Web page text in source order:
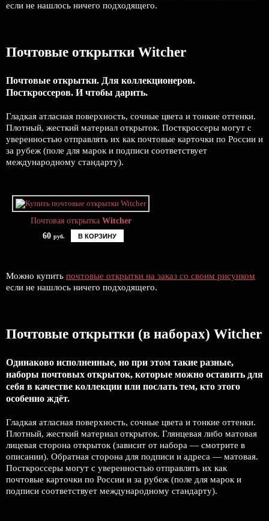
если не нашлось ничего подходящего.
Почтовые открытки Witcher
Почтовые открытки. Для коллекционеров.
Посткроссеров. И чтобы дарить.
Гладкая атласная поверхность, сочные цвета и тонкие оттенки.
Плотный, жесткий материал открыток. Посткроссеры могут с
уверенностью отправлять их как почтовые карточки по России и
за рубеж (поле для марок и подписи соответствует
международному стандарту).
Почтовая открытка Witcher
60 руб. В КОРЗИНУ
Можно купить почтовые открытки на заказ со своим рисунком
если не нашлось ничего подходящего.
Почтовые открытки (в наборах) Witcher
Одинаково исполненные, но при этом такие разные,
наборы почтовых открыток, которые можно оставить для
себя в качестве коллекции или послать тем, кто этого
особенно ждёт.
Гладкая атласная поверхность, сочные цвета и тонкие оттенки.
Плотный, жесткий материал открыток. Глянцевая либо матовая
лицевая сторона открыток (зависит от набора — смотрите в
описании). Обратная сторона для подписи и адреса — матовая.
Посткроссеры могут с уверенностью отправлять их как
почтовые карточки по России и за рубеж (поле для марок и
подписи соответствует международному стандарту).